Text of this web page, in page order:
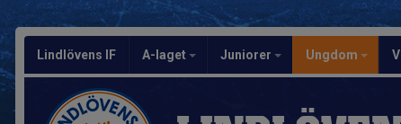
Lindlövens IF A-laget Juniorer Ungdom